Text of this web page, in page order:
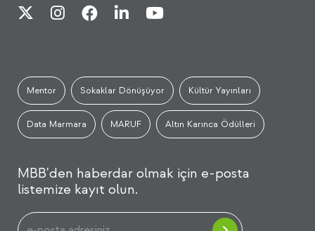
Mentor Sokaklar Dönüşüyor Kültür Yayınları
Data Marmara MARUF Altın Karınca Ödülleri
MBB'den haberdar olmak için e-posta
listemize kayıt olun.